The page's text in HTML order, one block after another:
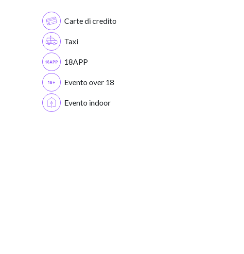
Carte di credito
Taxi
18APP
Evento over 18
Evento indoor